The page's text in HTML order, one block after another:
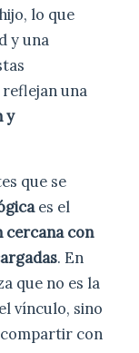
lo que
y una
reflejan una
y
que se
es el
cercana con
. En
que no es la
vínculo, sino
con